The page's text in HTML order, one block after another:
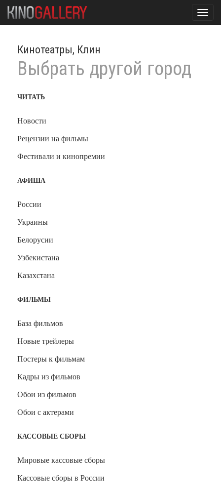
Кинотеатры, Клин
Выбрать другой город
ЧИТАТЬ
Новости
Рецензии на фильмы
Фестивали и кинопремии
АФИША
России
Украины
Белорусии
Узбекистана
Казахстана
ФИЛЬМЫ
База фильмов
Новые трейлеры
Постеры к фильмам
Кадры из фильмов
Обои из фильмов
Обои с актерами
КАССОВЫЕ СБОРЫ
Мировые кассовые сборы
Кассовые сборы в России